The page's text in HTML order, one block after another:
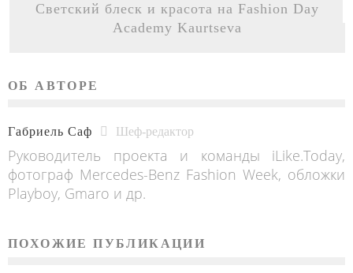
Светский блеск и красота на Fashion Day
Academy Kaurtseva
ОБ АВТОРЕ
Габриель Саф Шеф-редактор
Руководитель проекта и команды iLike.Today,
фотограф Mercedes-Benz Fashion Week, обложки
Playboy, Gmaro и др.
ПОХОЖИЕ ПУБЛИКАЦИИ